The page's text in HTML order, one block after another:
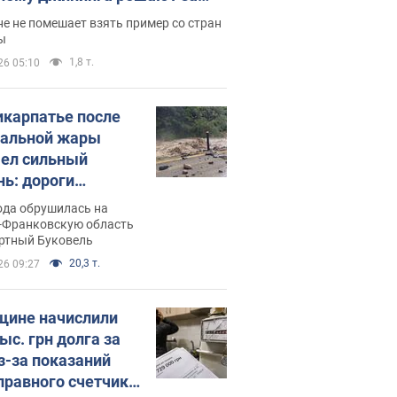
не помешает взять пример со стран
05:10 1,8 т.
после
жары
сильный
дороги
в реки.
обрушилась на
область
Буковель
09:27 20,3 т.
начислили
грн долга за
за показаний
счетчика: